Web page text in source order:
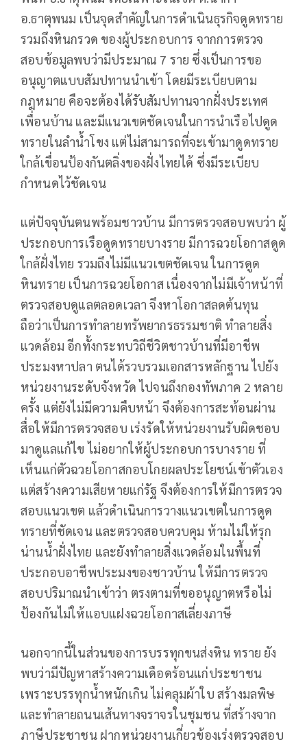
อ.ธาตุพนม เป็นจุดสำคัญในการดำเนินธุรกิจดูดทราย
รวมถึงหินกรวด ของผู้ประกอบการ จากการตรวจ
สอบข้อมูลพบว่ามีประมาณ 7 ราย ซึ่งเป็นการขอ
อนุญาตแบบสัมปทานนำเข้า โดยมีระเบียบตาม
กฎหมาย คือจะต้องได้รับสัมปทานจากฝั่งประเทศ
เพื่อนบ้าน และมีแนวเขตชัดเจนในการนำเรือไปดูด
ทรายในลำน้ำโขง แต่ไม่สามารถที่จะเข้ามาดูดทราย
ใกล้เขื่อนป้องกันตลิ่งของฝั่งไทยได้ ซึ่งมีระเบียบ
กำหนดไว้ชัดเจน
แต่ปัจจุบันตนพร้อมชาวบ้าน มีการตรวจสอบพบว่า ผู้
ประกอบการเรือดูดทรายบางราย มีการฉวยโอกาสดูด
ใกล้ฝั่งไทย รวมถึงไม่มีแนวเขตชัดเจน ในการดูด
หินทราย เป็นการฉวยโอกาส เนื่องจากไม่มีเจ้าหน้าที่
ตรวจสอบดูแลตลอดเวลา จึงหาโอกาสลดต้นทุน
ถือว่าเป็นการทำลายทรัพยากรธรรมชาติ ทำลายสิ่ง
แวดล้อม อีกทั้งกระทบวิถีชีวิตชาวบ้านที่มีอาชีพ
ประมงหาปลา ตนได้รวบรวมเอกสารหลักฐาน ไปยัง
หน่วยงานระดับจังหวัด ไปจนถึงกองทัพภาค 2 หลาย
ครั้ง แต่ยังไม่มีความคืบหน้า จึงต้องการสะท้อนผ่าน
สื่อให้มีการตรวจสอบ เร่งรัดให้หน่วยงานรับผิดชอบ
มาดูแลแก้ไข ไม่อยากให้ผู้ประกอบการบางราย ที่
เห็นแก่ตัวฉวยโอกาสกอบโกยผลประโยชน์เข้าตัวเอง
แต่สร้างความเสียหายแก่รัฐ จึงต้องการให้มีการตรวจ
สอบแนวเขต แล้วดำเนินการวางแนวเขตในการดูด
ทรายที่ชัดเจน และตรวจสอบควบคุม ห้ามไม่ให้รุก
น่านน้ำฝั่งไทย และยังทำลายสิ่งแวดล้อมในพื้นที่
ประกอบอาชีพประมงของชาวบ้าน ให้มีการตรวจ
สอบปริมาณนำเข้าว่า ตรงตามที่ขออนุญาตหรือไม่
ป้องกันไม่ให้แอบแฝงฉวยโอกาสเลี่ยงภาษี
นอกจากนี้ในส่วนของการบรรทุกขนส่งหิน ทราย ยัง
พบว่ามีปัญหาสร้างความเดือดร้อนแก่ประชาชน
เพราะบรรทุกน้ำหนักเกิน ไม่คลุมผ้าใบ สร้างมลพิษ
และทำลายถนนเส้นทางจราจรในชุมชน ที่สร้างจาก
ภาษีประชาชน ฝากหน่วยงานเกี่ยวข้องเร่งตรวจสอบ